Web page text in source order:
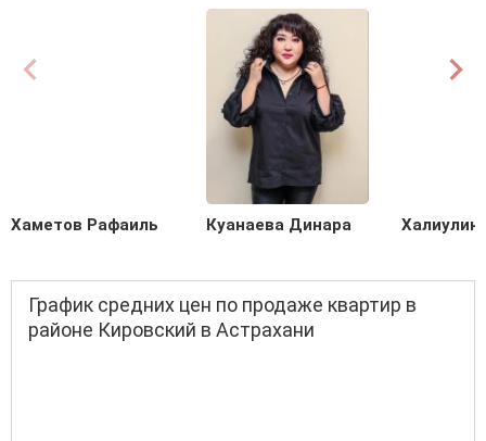
Хаметов Рафаиль Куанаева Динара
График средних цен по продаже квартир в
районе Кировский в Астрахани